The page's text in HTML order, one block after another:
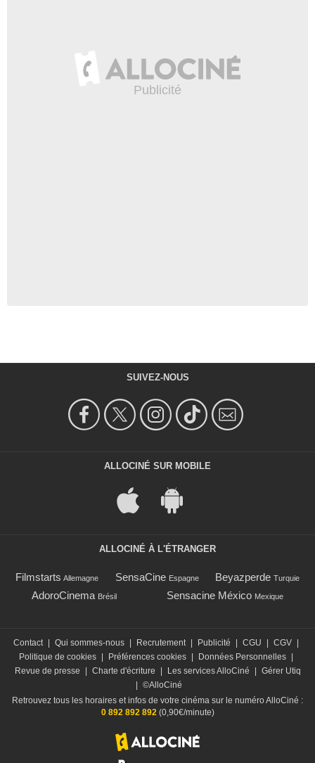
SUIVEZ-NOUS
ALLOCINÉ SUR MOBILE
ALLOCINÉ À L'ÉTRANGER
Filmstarts Allemagne SensaCine Espagne Beyazperde Turquie
AdoroCinema Brésil Sensacine México Mexique
Contact Qui sommes-nous Recrutement Publicité CGU CGV
Politique de cookies
Préférences cookies Données Personnelles
Revue de presse
Charte d'écriture Les services AlloCiné
Gérer Utiq
©AlloCiné
Retrouvez tous les horaires et infos de votre cinéma sur le numéro AlloCiné :
0 892 892 892(0,90€/minute)